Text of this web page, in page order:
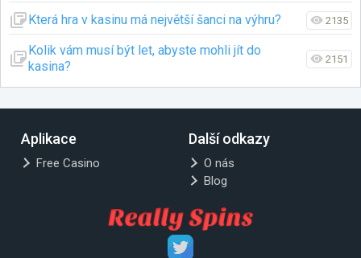
Která hra v kasinu má největší šanci na výhru? 2135
Kolik vám musí být let, abyste mohli jít do
kasina?
2151
Aplikace
Free Casino
Další odkazy
O nás
Blog